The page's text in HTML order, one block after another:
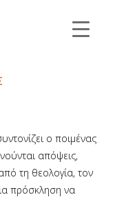
ο ποιμένας
απόψεις,
τη θεολογία, τον
πρόσκληση να